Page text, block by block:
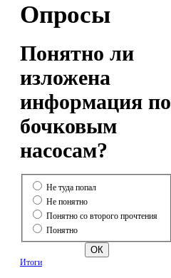
Опросы
Понятно ли
изложена
информация по
бочковым
насосам?
Не туда попал
Не понятно
Понятно со второго прочтения
Понятно
Итоги